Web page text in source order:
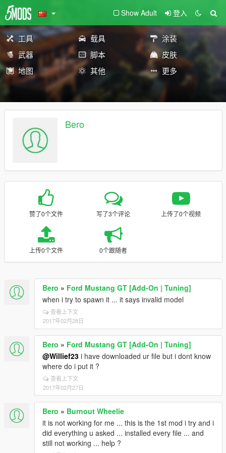
Show Adult 登入
工具 载具
涂装
武器
脚本
皮肤
地图
其他 更多
Bero
赞了0个文件 写了3个评论 上传了0个视频
上传0个文件 0个跟随者
Bero » Ford Mustang GT [Add-On | Tuning]
when i try to spawn it ... it says invalid model
查看上下文
2017年02月28日
Bero » Ford Mustang GT [Add-On | Tuning]
@Willief23 i have downloaded ur file but i dont know
where do i put it ?
查看上下文
2017年02月27日
Bero » Burnout Wheelie
it is not working for me ... this is the 1st mod i try and i
did everything u asked ... installed every file ... and
still not working ... help ?